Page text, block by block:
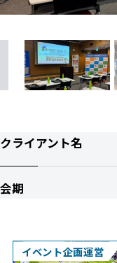
クライアント名
会期
イベント企画運営